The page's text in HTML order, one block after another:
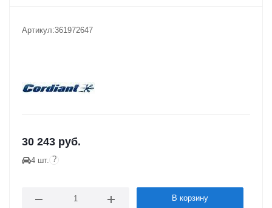
Артикул:361972647
30 243 руб.
4 шт. ?
В корзину